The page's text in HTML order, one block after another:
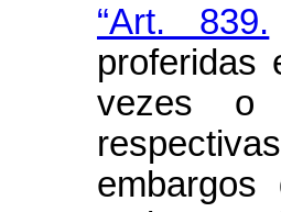
“Art. 839.
proferidas
vezes o